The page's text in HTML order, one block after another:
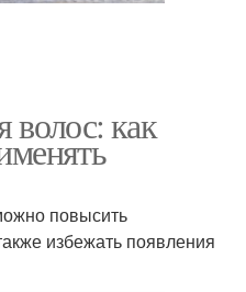
волос: как
повысить
избежать появления